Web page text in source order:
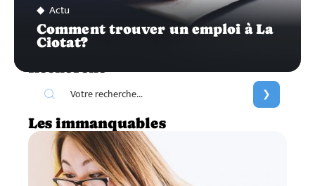
Actu
Comment trouver un emploi à La
Ciotat?
Les immanquables